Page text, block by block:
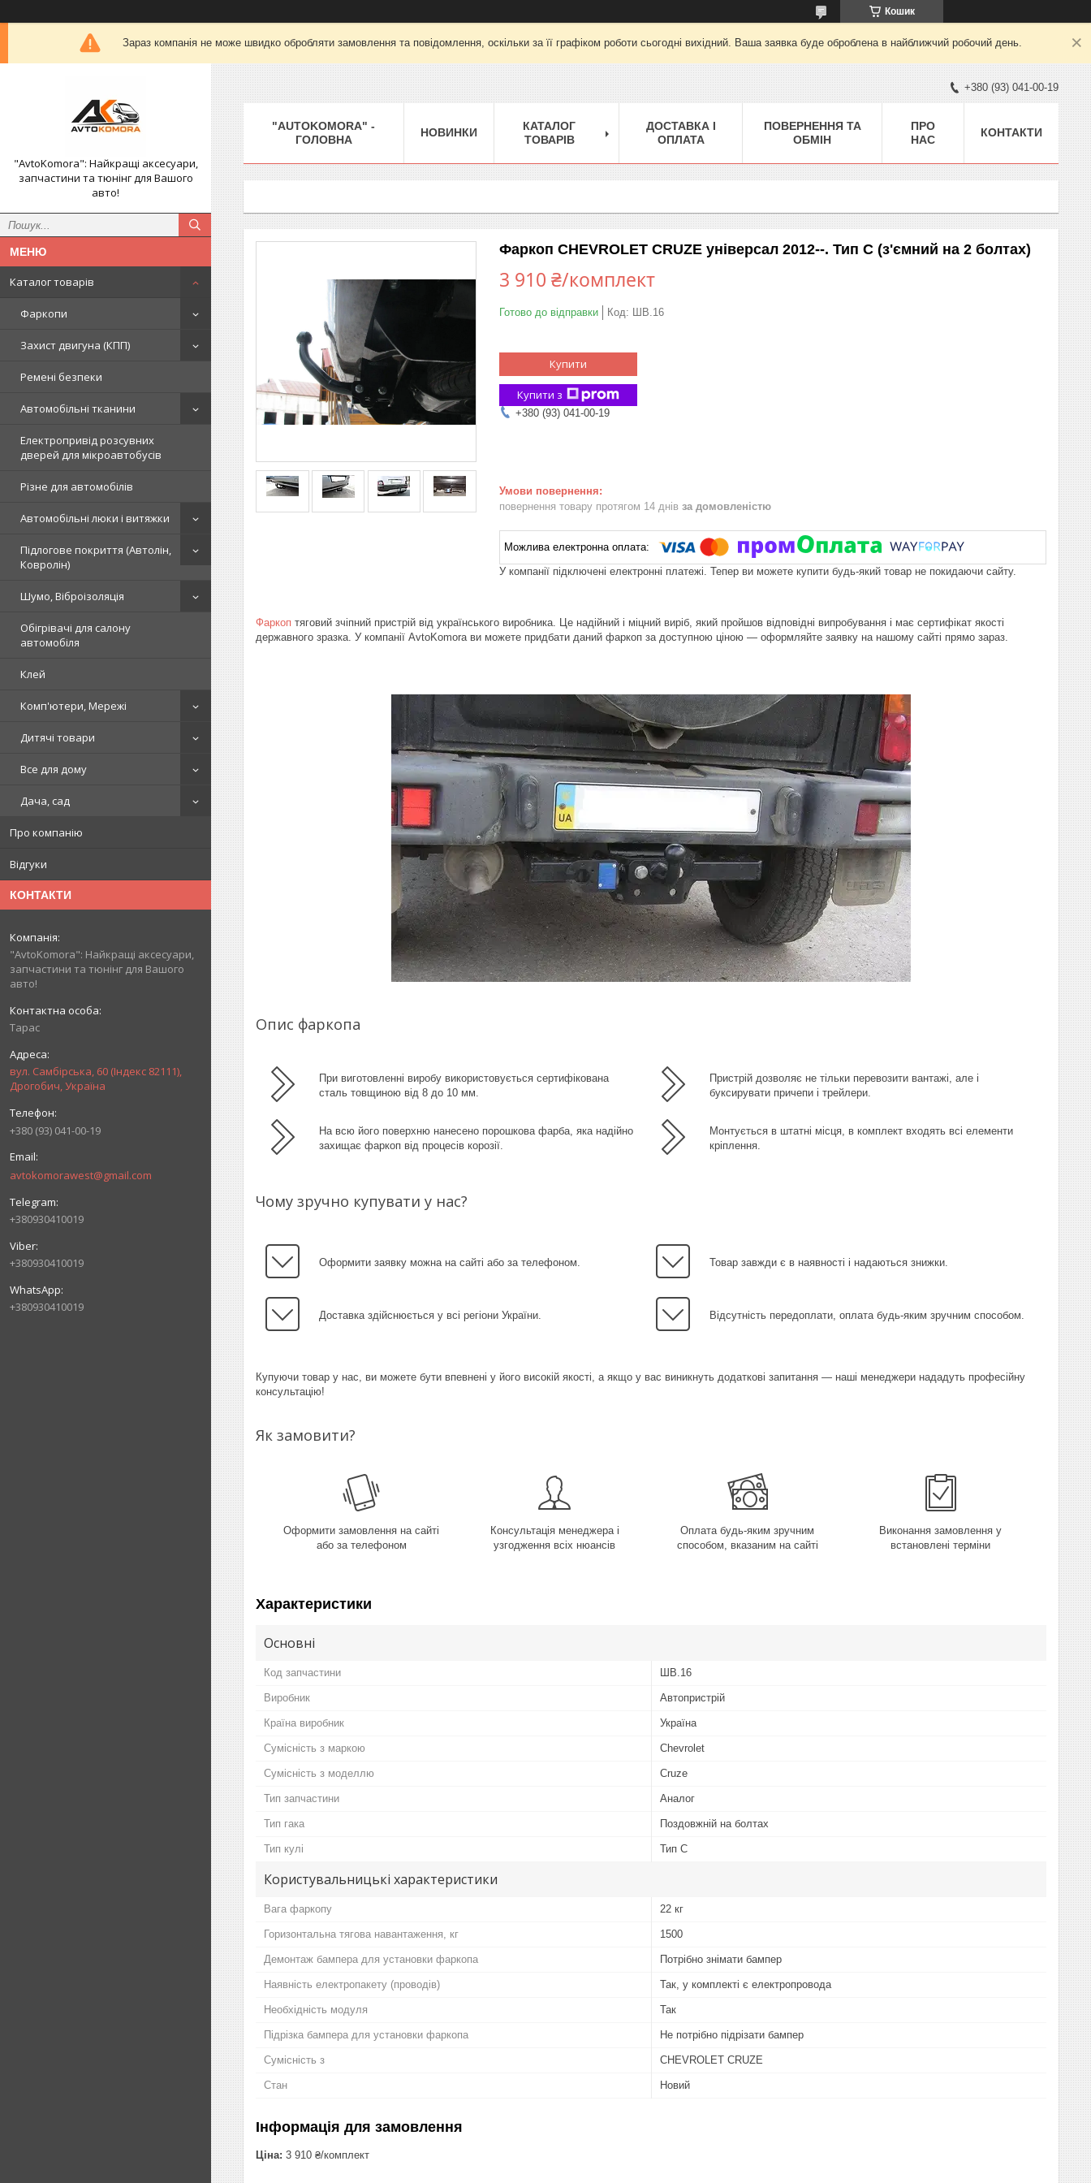
Кошик
Зараз компанія не може швидко обробляти замовлення та повідомлення, оскільки за її графіком роботи сьогодні вихідний. Ваша заявка буде оброблена в найближчий робочий день.
"AvtoKomora": Найкращі аксесуари,
запчастини та тюнінг для Вашого
авто!
Каталог товарів
Фаркопи
Захист двигуна (КПП)
Ремені безпеки
Автомобільні тканини
Електропривід розсувних
дверей для мікроавтобусів
Різне для автомобілів
Автомобільні люки і витяжки
Підлогове покриття (Автолін,
Ковролін)
Шумо, Віброізоляція
Обігрівачі для салону
автомобіля
Клей
Комп'ютери, Мережі
Дитячі товари
Все для дому
Дача, сад
Про компанію
Відгуки
КОНТАКТИ
"AvtoKomora": Найкращі аксесуари,
запчастини та тюнінг для Вашого
авто!
Тарас
вул. Самбірська, 60 (Індекс 82111),
Дрогобич, Україна
+380 (93) 041-00-19
avtokomorawest@gmail.com
+380930410019
+380930410019
+380930410019
+380 (93) 041-00-19
"AUTOKOMORA" -
ГОЛОВНА
НОВИНКИ
КАТАЛОГ
ТОВАРІВ
ДОСТАВКА І
ОПЛАТА
ПОВЕРНЕННЯ ТА
ОБМІН
ПРО
НАС
КОНТАКТИ
Фаркоп CHEVROLET CRUZE універсал 2012--. Тип С (з'ємний на 2 болтах)
3 910 ₴/комплект
Готово до відправки Код: ШВ.16
Купити
Купити з
+380 (93) 041-00-19
повернення товару протягом 14 днів за домовленістю
У компанії підключені електронні платежі. Тепер ви можете купити будь-який товар не покидаючи сайту.
Фаркоп тяговий зчіпний пристрій від українського виробника. Це надійний і міцний виріб, який пройшов відповідні випробування і має сертифікат якості
державного зразка. У компанії AvtoKomora ви можете придбати даний фаркоп за доступною ціною — оформляйте заявку на нашому сайті прямо зараз.
Опис фаркопа
При виготовленні виробу використовується сертифікована
сталь товщиною від 8 до 10 мм.
На всю його поверхню нанесено порошкова фарба, яка надійно
захищає фаркоп від процесів корозії.
Пристрій дозволяє не тільки перевозити вантажі, але і
буксирувати причепи і трейлери.
Монтується в штатні місця, в комплект входять всі елементи
кріплення.
Чому зручно купувати у нас?
Оформити заявку можна на сайті або за телефоном.
Доставка здійснюється у всі регіони України.
Товар завжди є в наявності і надаються знижки.
Відсутність передоплати, оплата будь-яким зручним способом.
Купуючи товар у нас, ви можете бути впевнені у його високій якості, а якщо у вас виникнуть додаткові запитання — наші менеджери нададуть професійну
консультацію!
Як замовити?
Оформити замовлення на сайті
або за телефоном
Консультація менеджера і
узгодження всіх нюансів
Оплата будь-яким зручним
способом, вказаним на сайті
Виконання замовлення у
встановлені терміни
Характеристики
Основні
Код запчастини ШВ.16
Виробник Автопристрій
Країна виробник Україна
Сумісність з маркою Chevrolet
Сумісність з моделлю Cruze
Тип запчастини Аналог
Тип гака Поздовжній на болтах
Тип кулі Тип C
Користувальницькі характеристики
Вага фаркопу 22 кг
Горизонтальна тягова навантаження, кг 1500
Демонтаж бампера для установки фаркопа Потрібно знімати бампер
Наявність електропакету (проводів) Так, у комплекті є електропровода
Необхідність модуля Так
Підрізка бампера для установки фаркопа Не потрібно підрізати бампер
Сумісність з CHEVROLET CRUZE
Стан Новий
Інформація для замовлення
Ціна: 3 910 ₴/комплект